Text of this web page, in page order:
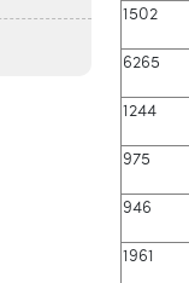
1502
6265
1244
975
946
1961